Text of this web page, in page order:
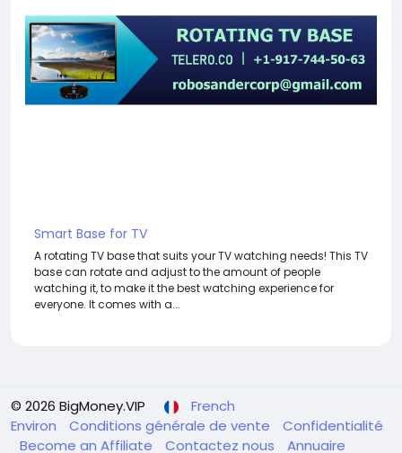
Smart Base for TV
A rotating TV base that suits your TV watching needs! This TV
base can rotate and adjust to the amount of people
watching it, to make it the best watching experience for
everyone. It comes with a...
© 2026 BigMoney.VIP
French
Environ
Conditions générale de vente
Confidentialité
Become an Affiliate
Contactez nous Annuaire